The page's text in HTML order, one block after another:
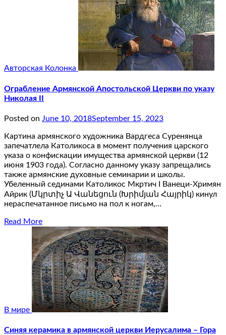
Авторская Колонка
Ограбление Армянской Апостольской Церкви по указу
Николая II
Posted on June 10, 2018September 15, 2023
Картина армянского художника Вардгеса Суренянца
запечатлела Католикоса в момент получения царского
указа о конфискации имущества армянской церкви (12
июня 1903 года). Согласно данному указу запрещались
также армянские духовные семинарии и школы.
Убеленный сединами Католикос Мкртич I Ванеци-Хримян
Айрик (Մկրտիչ Ա Վանեցուն (Խրիմյան Հայրիկ) кинул
нераспечатанное письмо на пол к ногам,…
Read More
В мире
Синяя керамика в армянской церкви Иерусалима – Гора